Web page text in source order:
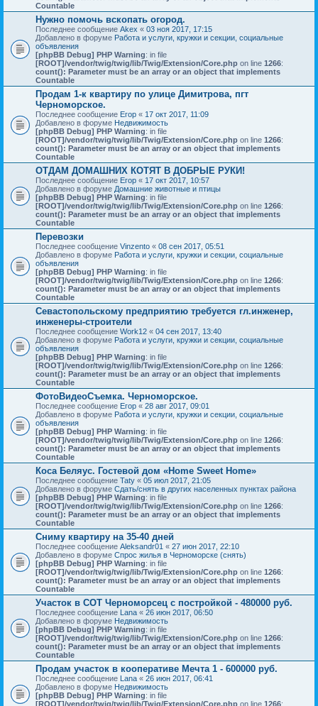
Countable
Нужно помочь вскопать огород.
Последнее сообщение Akex « 03 ноя 2017, 17:15
Добавлено в форуме Работа и услуги, кружки и секции, социальные
объявления
[phpBB Debug] PHP Warning: in file
[ROOT]/vendor/twig/twig/lib/Twig/Extension/Core.php on line 1266:
count(): Parameter must be an array or an object that implements
Countable
Продам 1-к квартиру по улице Димитрова, пгт
Черноморское.
Последнее сообщение Егор « 17 окт 2017, 11:09
Добавлено в форуме Недвижимость
[phpBB Debug] PHP Warning: in file
[ROOT]/vendor/twig/twig/lib/Twig/Extension/Core.php on line 1266:
count(): Parameter must be an array or an object that implements
Countable
ОТДАМ ДОМАШНИХ КОТЯТ В ДОБРЫЕ РУКИ!
Последнее сообщение Егор « 17 окт 2017, 10:57
Добавлено в форуме Домашние животные и птицы
[phpBB Debug] PHP Warning: in file
[ROOT]/vendor/twig/twig/lib/Twig/Extension/Core.php on line 1266:
count(): Parameter must be an array or an object that implements
Countable
Перевозки
Последнее сообщение Vinzento « 08 сен 2017, 05:51
Добавлено в форуме Работа и услуги, кружки и секции, социальные
объявления
[phpBB Debug] PHP Warning: in file
[ROOT]/vendor/twig/twig/lib/Twig/Extension/Core.php on line 1266:
count(): Parameter must be an array or an object that implements
Countable
Севастопольскому предприятию требуется гл.инженер,
инженеры-строители
Последнее сообщение Work12 « 04 сен 2017, 13:40
Добавлено в форуме Работа и услуги, кружки и секции, социальные
объявления
[phpBB Debug] PHP Warning: in file
[ROOT]/vendor/twig/twig/lib/Twig/Extension/Core.php on line 1266:
count(): Parameter must be an array or an object that implements
Countable
ФотоВидеоСъемка. Черноморское.
Последнее сообщение Егор « 28 авг 2017, 09:01
Добавлено в форуме Работа и услуги, кружки и секции, социальные
объявления
[phpBB Debug] PHP Warning: in file
[ROOT]/vendor/twig/twig/lib/Twig/Extension/Core.php on line 1266:
count(): Parameter must be an array or an object that implements
Countable
Коса Беляус. Гостевой дом «Home Sweet Home»
Последнее сообщение Taty « 05 июл 2017, 21:05
Добавлено в форуме Сдать/снять в других населенных пунктах района
[phpBB Debug] PHP Warning: in file
[ROOT]/vendor/twig/twig/lib/Twig/Extension/Core.php on line 1266:
count(): Parameter must be an array or an object that implements
Countable
Сниму квартиру на 35-40 дней
Последнее сообщение Aleksandr01 « 27 июн 2017, 22:10
Добавлено в форуме Спрос жилья в Черноморске (снять)
[phpBB Debug] PHP Warning: in file
[ROOT]/vendor/twig/twig/lib/Twig/Extension/Core.php on line 1266:
count(): Parameter must be an array or an object that implements
Countable
Участок в СОТ Черноморсец с постройкой - 480000 руб.
Последнее сообщение Lana « 26 июн 2017, 06:50
Добавлено в форуме Недвижимость
[phpBB Debug] PHP Warning: in file
[ROOT]/vendor/twig/twig/lib/Twig/Extension/Core.php on line 1266:
count(): Parameter must be an array or an object that implements
Countable
Продам участок в кооперативе Мечта 1 - 600000 руб.
Последнее сообщение Lana « 26 июн 2017, 06:41
Добавлено в форуме Недвижимость
[phpBB Debug] PHP Warning: in file
[ROOT]/vendor/twig/twig/lib/Twig/Extension/Core.php on line 1266: